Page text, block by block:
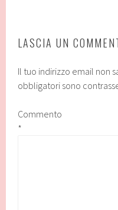
LASCIA UN
Il tuo indirizzo email non
obbligatori sono
Commento
*